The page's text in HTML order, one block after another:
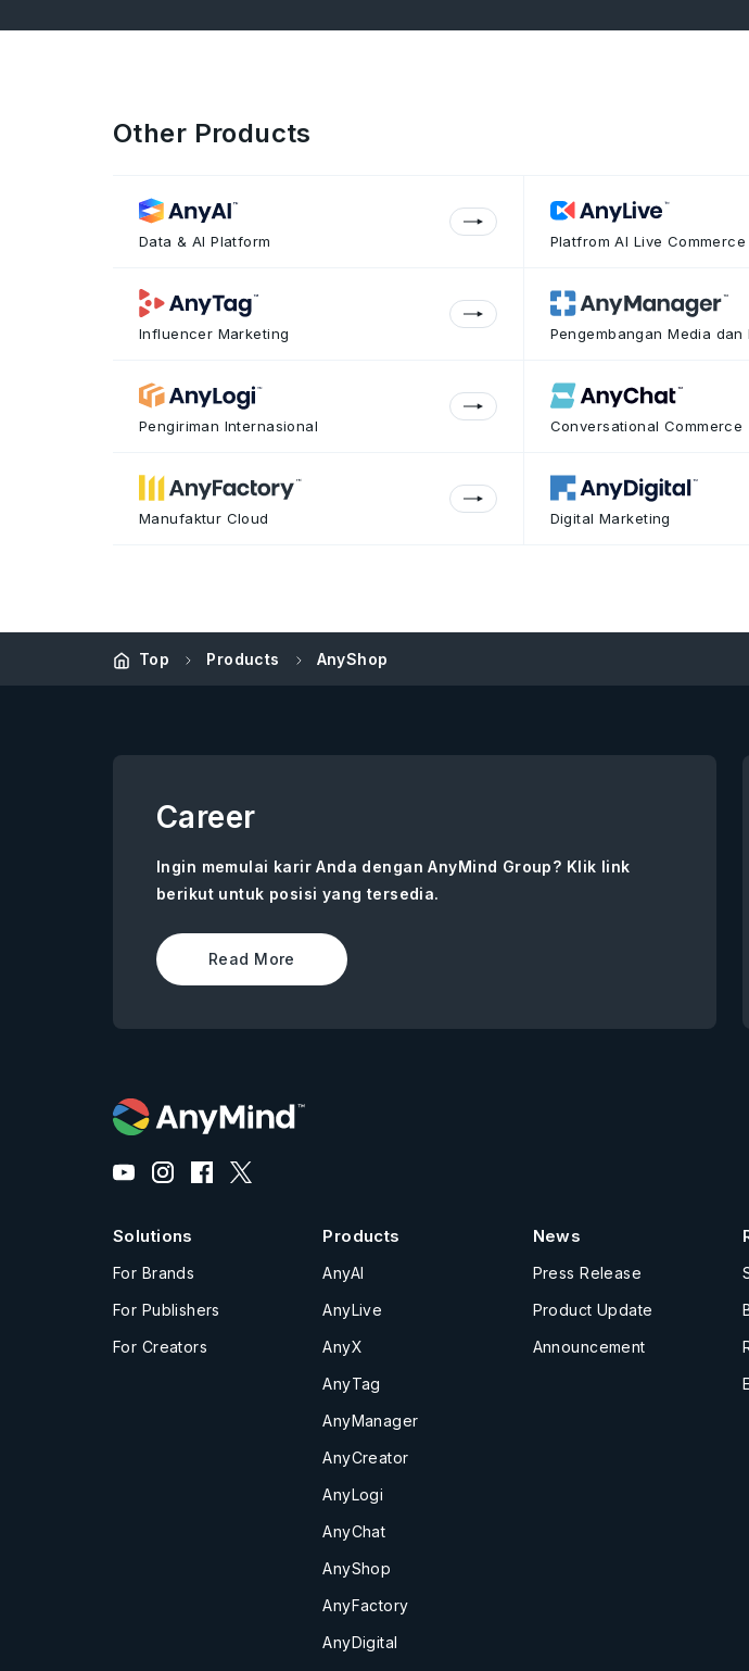
Other Products
Data & AI Platform Platfrom AI Live Commerce
Influencer Marketing Pengembangan Media dan
Pengiriman Internasional Conversational Commerce
Manufaktur Cloud Digital Marketing
Top Products AnyShop
Career
Ingin memulai karir Anda dengan AnyMind Group? Klik link
berikut untuk posisi yang tersedia.
Read More
Solutions
For Brands
For Publishers
For Creators
Products
AnyAI
AnyLive
AnyX
AnyTag
AnyManager
AnyCreator
AnyLogi
AnyChat
AnyShop
AnyFactory
AnyDigital
News
Press Release
Product Update
Announcement